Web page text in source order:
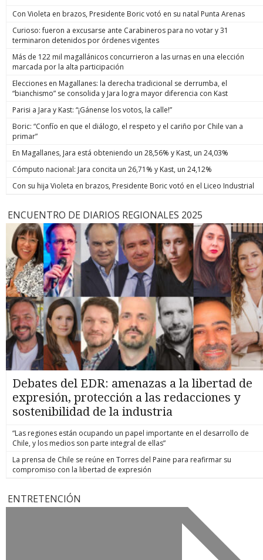
Con Violeta en brazos, Presidente Boric votó en su natal Punta Arenas
Curioso: fueron a excusarse ante Carabineros para no votar y 31
terminaron detenidos por órdenes vigentes
Más de 122 mil magallánicos concurrieron a las urnas en una elección
marcada por la alta participación
Elecciones en Magallanes: la derecha tradicional se derrumba, el
“bianchismo” se consolida y Jara logra mayor diferencia con Kast
Parisi a Jara y Kast: “¡Gánense los votos, la calle!”
Boric: “Confío en que el diálogo, el respeto y el cariño por Chile van a
primar”
En Magallanes, Jara está obteniendo un 28,56% y Kast, un 24,03%
Cómputo nacional: Jara concita un 26,71% y Kast, un 24,12%
Con su hija Violeta en brazos, Presidente Boric votó en el Liceo Industrial
ENCUENTRO DE DIARIOS REGIONALES 2025
Debates del EDR: amenazas a la libertad de
expresión, protección a las redacciones y
sostenibilidad de la industria
“Las regiones están ocupando un papel importante en el desarrollo de
Chile, y los medios son parte integral de ellas”
La prensa de Chile se reúne en Torres del Paine para reafirmar su
compromiso con la libertad de expresión
ENTRETENCIÓN